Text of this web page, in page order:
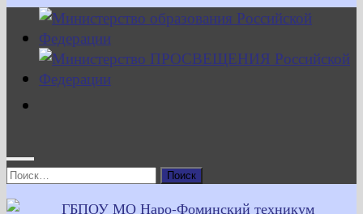
Найти: